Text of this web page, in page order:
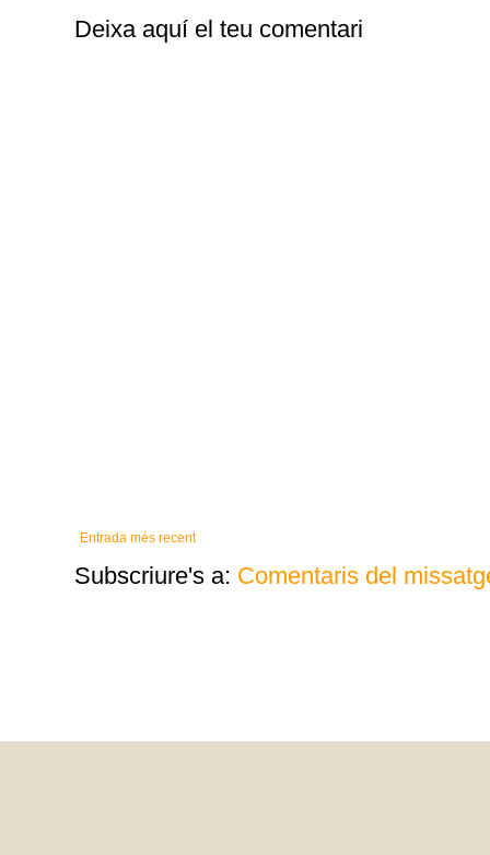
Deixa aquí el teu comentari
Entrada més recent
Subscriure's a: Comentaris del